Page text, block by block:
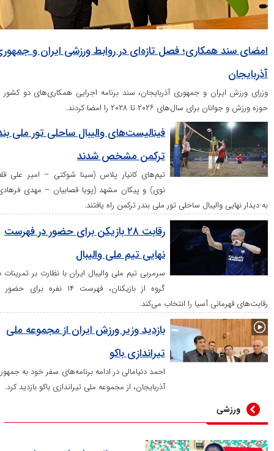
فصل تازه‌ای در روابط ورزشی ایران و جمهوری
و جمهوری آذربایجان، سند برنامه اجرایی همکاری‌های دو کشور در
۲۰۲۶ تا ۲۰۲۸ را امضا کردند.
فینالیست‌های والیبال ساحلی تور ملی بندر
ترکمن مشخص شدند
تیم‌های کانیار پلاس (سینا شو‌کتی – امیر علی قلعه
نوی) و پیکان مشهد (پویا قصابیان – مهدی فرهادی)
ساحلی تور ملی بندر ترکمن راه یافتند.
رقابت ۲۸ بازیکن برای حضور در فهرست
نهایی تیم ملی والیبال
سرمربی تیم ملی والیبال ایران با نظارت بر تمرینات دو
گروه از بازیکنان، فهرست ۱۴ نفره برای حضور در
آسیا را انتخاب می‌کند.
بازدید وزیر ورزش ایران از مجموعه ملی
تیراندازی باکو
احمد دنیامالی در ادامه برنامه‌های سفر خود به جمهوری
آذربایجان، از مجموعه ملی تیراندازی باکو بازدید کرد.